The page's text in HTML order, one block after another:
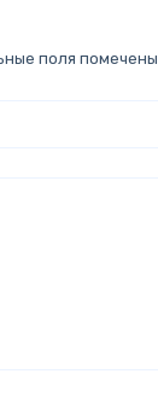
поля помечены